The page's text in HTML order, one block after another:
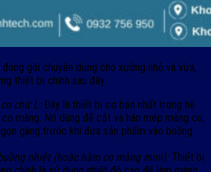
gói chuyên dụng cho xưởng nhỏ và vừa,
thiết bị chính sau đây:
chữ L:Đây là thiết bị cơ bản nhất trong hệ
màng. Nó dùng để cắt và hàn mép màng co,
gàng trước khi đưa sản phẩm vào buồng
nhiệt (hoặc hầm co màng mini):Thiết bị